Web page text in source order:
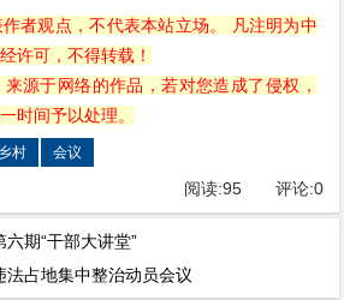
者观点，不代表本站立场。 凡注明为中
许可，不得转载！
源于网络的作品，若对您造成了侵权，
时间予以处理。
乡村 会议
阅读:95评论:0
期“干部大讲堂”
法占地集中整治动员会议